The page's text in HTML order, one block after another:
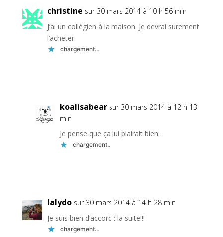
christine sur 30 mars 2014 à 10 h 56 min
J’ai un collégien à la maison. Je devrai surement
l’acheter.
chargement…
koalisabear sur 30 mars 2014 à 12 h 13
min
Je pense que ça lui plairait bien…
chargement…
lalydo sur 30 mars 2014 à 14 h 28 min
Je suis bien d’accord : la suite!!!
chargement…